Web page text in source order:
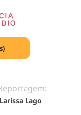
Larissa Lago